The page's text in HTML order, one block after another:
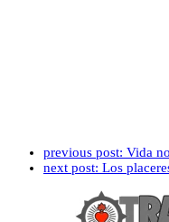
previous post: Vida
next post: Los